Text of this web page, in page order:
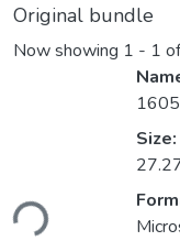
Original bundle
Now showing 1 - 1
Size: